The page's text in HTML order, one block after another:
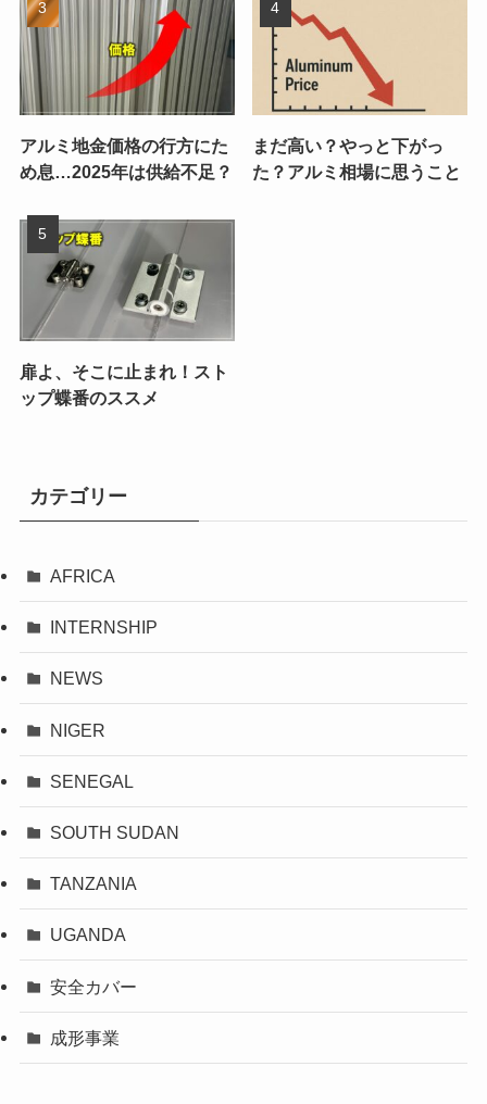
アルミ地金価格の行方にた
め息…2025年は供給不足？
まだ高い？やっと下がっ
た？アルミ相場に思うこと
扉よ、そこに止まれ！スト
ップ蝶番のススメ
カテゴリー
AFRICA
INTERNSHIP
NEWS
NIGER
SENEGAL
SOUTH SUDAN
TANZANIA
UGANDA
安全カバー
成形事業